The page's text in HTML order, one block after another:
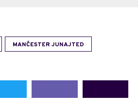
MANČESTER JUNAJTED